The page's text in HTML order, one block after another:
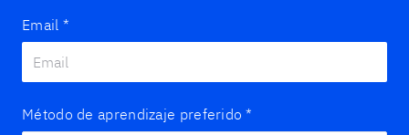
Email *
Método de aprendizaje preferido *